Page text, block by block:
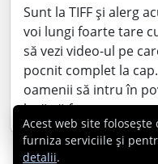
Sunt la TIFF și alerg
voi lungi foarte tare
să vezi video-ul pe
pocnit complet la
oamenii să intru în
lasă să fac ce vreau
Acest web site
furniza serviciile și
detalii.